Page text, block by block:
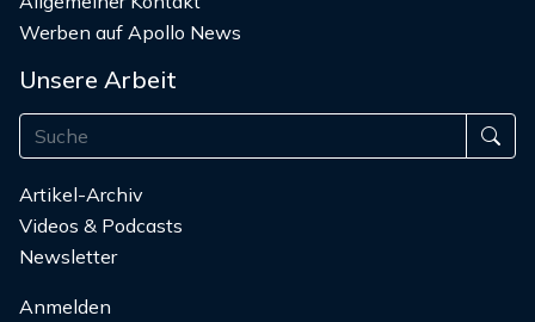
Werben auf Apollo News
Unsere Arbeit
Artikel-Archiv
Videos & Podcasts
Newsletter
Anmelden